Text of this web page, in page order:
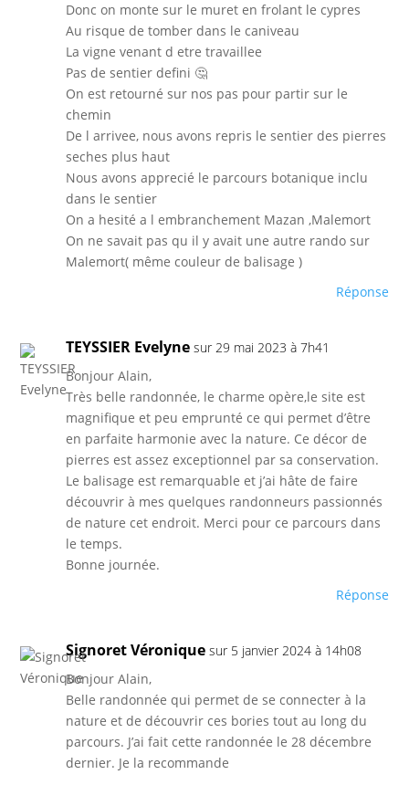
Donc on monte sur le muret en frolant le cypres
Au risque de tomber dans le caniveau
La vigne venant d etre travaillee
Pas de sentier defini 🤔
On est retourné sur nos pas pour partir sur le
chemin
De l arrivee, nous avons repris le sentier des pierres
seches plus haut
Nous avons apprecié le parcours botanique inclu
dans le sentier
On a hesité a l embranchement Mazan ,Malemort
On ne savait pas qu il y avait une autre rando sur
Malemort( même couleur de balisage )
Réponse
TEYSSIER Evelyne sur 29 mai 2023 à 7h41
Bonjour Alain,
Très belle randonnée, le charme opère,le site est
magnifique et peu emprunté ce qui permet d’être
en parfaite harmonie avec la nature. Ce décor de
pierres est assez exceptionnel par sa conservation.
Le balisage est remarquable et j’ai hâte de faire
découvrir à mes quelques randonneurs passionnés
de nature cet endroit. Merci pour ce parcours dans
le temps.
Bonne journée.
Réponse
Signoret Véronique sur 5 janvier 2024 à 14h08
Bonjour Alain,
Belle randonnée qui permet de se connecter à la
nature et de découvrir ces bories tout au long du
parcours. J’ai fait cette randonnée le 28 décembre
dernier. Je la recommande